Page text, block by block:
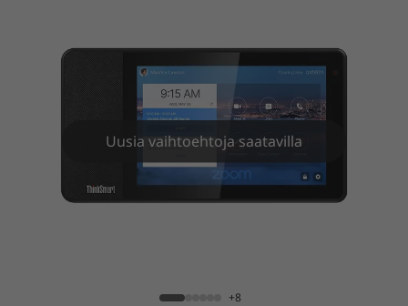
Uusia vaihtoehtoja saatavilla
+8